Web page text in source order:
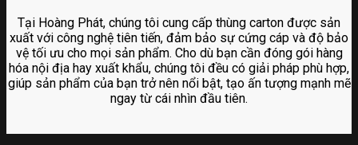
Tại Hoàng Phát, chúng tôi cung cấp thùng carton được sản
xuất với công nghệ tiên tiến, đảm bảo sự cứng cáp và độ bảo
vệ tối ưu cho mọi sản phẩm. Cho dù bạn cần đóng gói hàng
hóa nội địa hay xuất khẩu, chúng tôi đều có giải pháp phù hợp,
giúp sản phẩm của bạn trở nên nổi bật, tạo ấn tượng mạnh mẽ
ngay từ cái nhìn đầu tiên.